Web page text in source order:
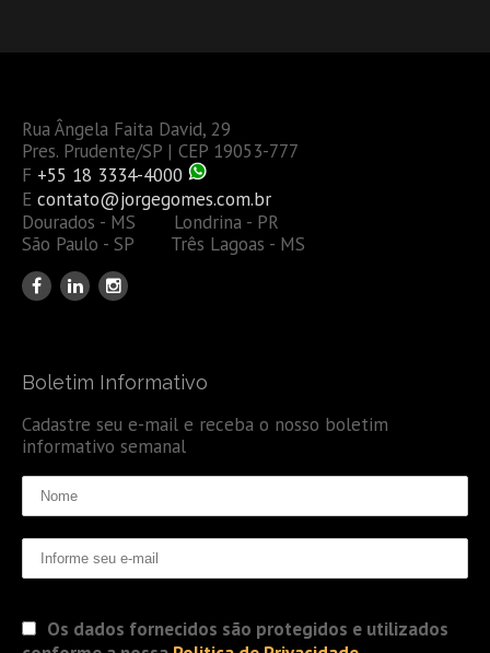
Rua Ângela Faita David, 29
Pres. Prudente/SP | CEP 19053-777
F +55 18 3334-4000
E contato@jorgegomes.com.br
Dourados - MS Londrina - PR
São Paulo - SP Três Lagoas - MS
Boletim Informativo
Cadastre seu e-mail e receba o nosso boletim
informativo semanal
Os dados fornecidos são protegidos e utilizados